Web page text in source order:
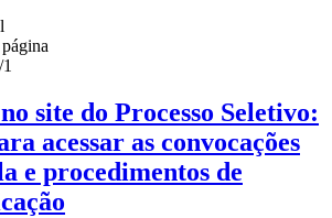
site do Processo Seletivo:
acessar as convocações
e procedimentos de